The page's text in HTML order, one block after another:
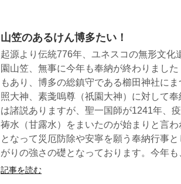
山笠のあるけん博多たい！
起源より伝統776年、ユネスコの無形文
園山笠、無事に今年も奉納が終わりまし
もあり、博多の総鎮守である櫛田神社に
照大神、素戔嗚尊（祇園大神）に対して
は諸説ありますが、聖一国師が1241年、
祷水（甘露水）をまいたのが始まりと言
となって災厄防除や安寧を願う奉納行事
がりの強さの礎となっております。今年
記事を読む